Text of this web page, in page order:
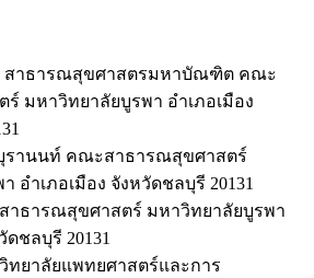
สาธารณสุขศาสตรมหาบัณฑิต คณะ
มหาวิทยาลัยบูรพา อำเภอเมือง
รานนท์ คณะสาธารณสุขศาสตร์
อำเภอเมือง จังหวัดชลบุรี 20131
าธารณสุขศาสตร์ มหาวิทยาลัยบูรพา
ดชลบุรี 20131
วิทยาลัยแพทยศาสตร์และการ